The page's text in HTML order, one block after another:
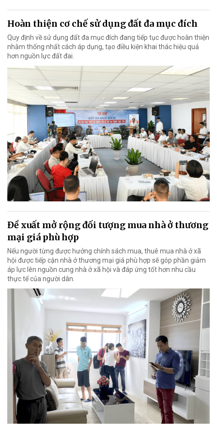
Hoàn thiện cơ chế sử dụng đất đa mục đích
Quy định về sử dụng đất đa mục đích đang tiếp tục được hoàn thiện
nhằm thống nhất cách áp dụng, tạo điều kiện khai thác hiệu quả
hơn nguồn lực đất đai.
Đề xuất mở rộng đối tượng mua nhà ở thương
mại giá phù hợp
Nếu người từng được hưởng chính sách mua, thuê mua nhà ở xã
hội được tiếp cận nhà ở thương mại giá phù hợp sẽ góp phần giảm
áp lực lên nguồn cung nhà ở xã hội và đáp ứng tốt hơn nhu cầu
thực tế của người dân.